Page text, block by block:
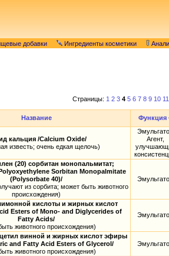
добавки Ингредиенты косметики
Страницы: 1 2 3 4 5 6 7 8 9 10 11
Название Функция
кальция /Calcium Oxide/
известь; очень едкая щелочь)
Агент,
(20) сорбитан монопальмитат;
Sorbitan Monopalmitate
(Polysorbate 40)/
из сорбита; может быть животного
происхождения)
кислоты и жирных кислот
Esters of Mono- and Diglycerides of
Fatty Acids/
животного происхождения)
винной и жирных кислот эфиры
and Fatty Acid Esters of Glycerol/
животного происхождения)